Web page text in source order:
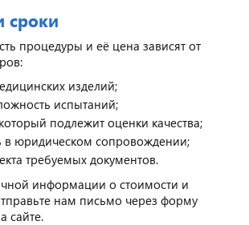
сроки
процедуры и её цена зависят от
изделий;
испытаний;
подлежит оценки качества;
в юридическом сопровождении;
требуемых документов.
информации о стоимости и
нам письмо через форму
сайте.